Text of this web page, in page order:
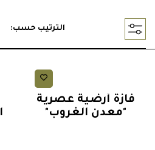
الترتيب حسب:
فازة أرضية عصرية
"معدن الغروب"